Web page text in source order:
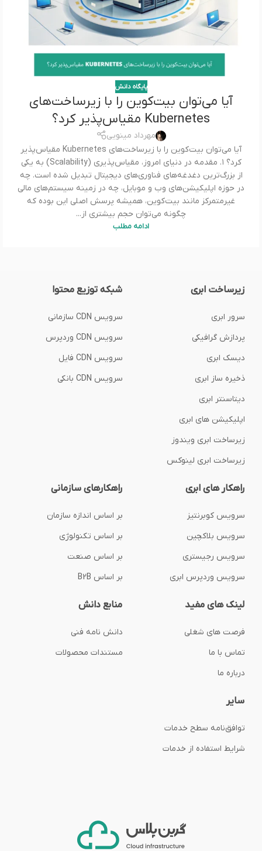
پایگاه دانش
آیا می‌توان بیت‌کوین را با زیرساخت‌های
Kubernetes مقیاس‌پذیر کرد؟
مهرداد مینویی
آیا می‌توان بیت‌کوین را با زیرساخت‌های Kubernetes مقیاس‌پذیر
کرد؟ ۱. مقدمه در دنیای امروز، مقیاس‌پذیری (Scalability) به یکی
از بزرگ‌ترین دغدغه‌های فناوری‌های دیجیتال تبدیل شده است. چه
در حوزه اپلیکیشن‌های وب و موبایل، چه در زمینه سیستم‌های مالی
غیرمتمرکز مانند بیت‌کوین، همیشه پرسش اصلی این بوده که
چگونه می‌توان حجم بیشتری از...
ادامه مطلب
زیرساخت ابری
سرور ابری
پردازش گرافیکی
دیسک ابری
ذخیره ساز ابری
دیتاسنتر ابری
اپلیکیشن های ابری
زیرساخت ابری ویندوز
زیرساخت ابری لینوکس
شبکه توزیع محتوا
سرویس CDN سازمانی
سرویس CDN وردپرس
سرویس CDN فایل
سرویس CDN بانکی
راهکار های ابری
سرویس کوبرنتیز
سرویس بلاکچین
سرویس رجیستری
سرویس وردپرس ابری
راهکارهای سازمانی
بر اساس اندازه سازمان
بر اساس تکنولوژی
بر اساس صنعت
بر اساس B2B
لینک های مفید
فرصت های شغلی
تماس با ما
درباره ما
منابع دانش
دانش نامه فنی
مستندات محصولات
سایر
توافق‌نامه‌ سطح خدمات
شرایط استفاده از خدمات